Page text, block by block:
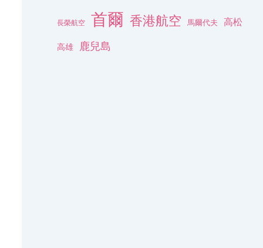
長榮航空 首爾 香港航空 馬爾代夫 高松
高雄 鹿兒島